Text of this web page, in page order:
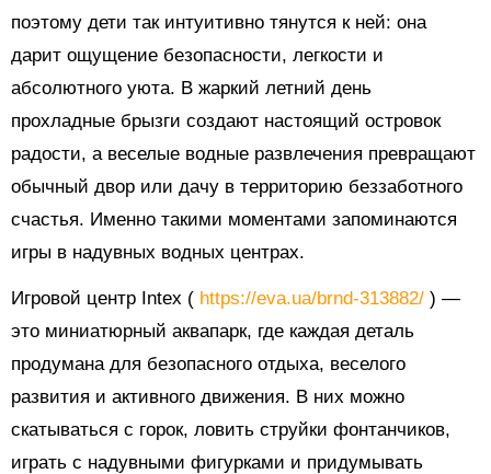
поэтому дети так интуитивно тянутся к ней: она
дарит ощущение безопасности, легкости и
абсолютного уюта. В жаркий летний день
прохладные брызги создают настоящий островок
радости, а веселые водные развлечения превращают
обычный двор или дачу в территорию беззаботного
счастья. Именно такими моментами запоминаются
игры в надувных водных центрах.
Игровой центр Intex ( https://eva.ua/brnd-313882/ ) —
это миниатюрный аквапарк, где каждая деталь
продумана для безопасного отдыха, веселого
развития и активного движения. В них можно
скатываться с горок, ловить струйки фонтанчиков,
играть с надувными фигурками и придумывать